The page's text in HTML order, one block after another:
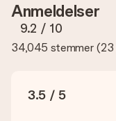
om kvaliteten af dit
kundeservice og
du er interesseret i
dig!
Du kan bruge JPG-
teknisk eller har du
Anmeldelser
9.2 / 10
34,045 stemmer(23
3.5 / 5